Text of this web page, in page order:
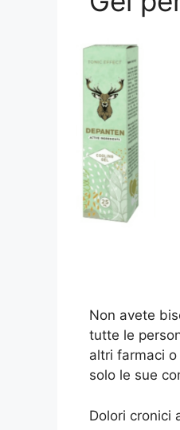
Non avete
tutte le
altri farmaci
solo le sue
Dolori cronici